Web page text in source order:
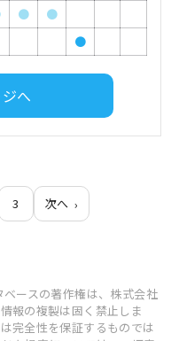
●
●
●
へ
3 次へ
ースの著作権は、株式会社
報の複製は固く禁止しま
完全性を保証するものでは